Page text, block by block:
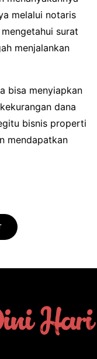
melalui notaris
surat
menjalankan
bisa menyiapkan
dana
bisnis properti
mendapatkan